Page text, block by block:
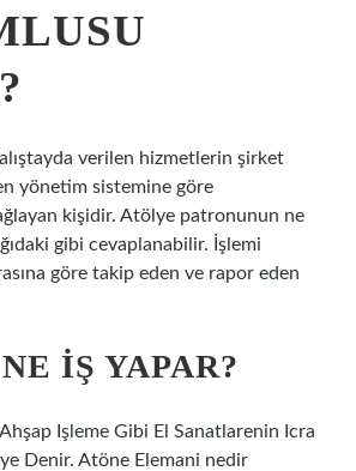
verilen hizmetlerin şirket
yönetim sistemine göre
kişidir. Atölye patronunun ne
gibi cevaplanabilir. İşlemi
göre takip eden ve rapor eden
IŞ YAPAR?
Işleme Gibi El Sanatlarenin Icra
Denir. Atöne Elemani nedir